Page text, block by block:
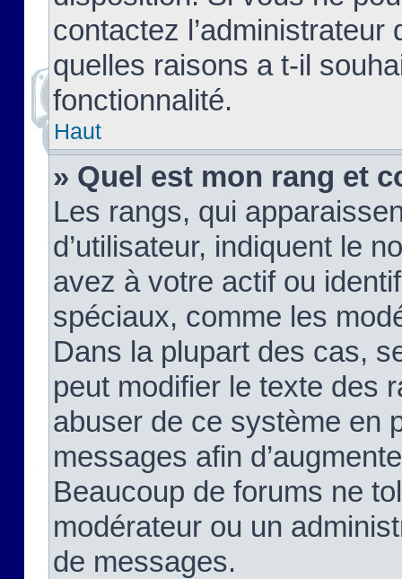
contactez
quelles raisons a t-il
fonctionnalité.
Haut
» Quel est mon rang et
Les rangs, qui
d’utilisateur, indiquent le
avez à votre actif ou
spéciaux, comme les
Dans la plupart des cas,
peut modifier le texte des
abuser de ce système en
messages afin
Beaucoup de forums ne
modérateur ou un
de messages.